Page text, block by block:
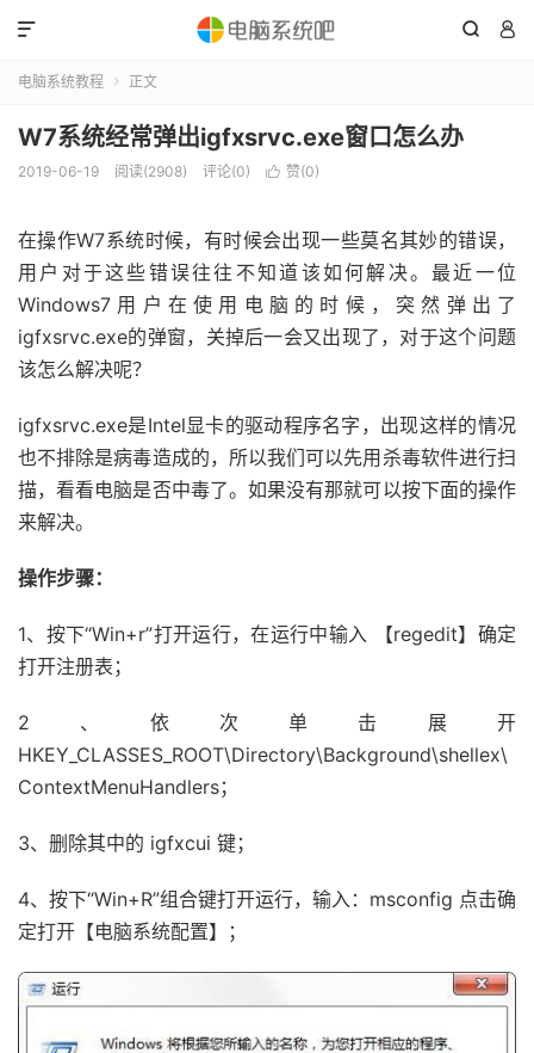
 

电脑系统教程  正文
W7系统经常弹出igfxsrvc.exe窗口怎么办
2019-06-19 阅读(2908) 评论(0)  赞(0)
在操作W7系统时候，有时候会出现一些莫名其妙的错误，
用户对于这些错误往往不知道该如何解决。最近一位
Windows7用户在使用电脑的时候，突然弹出了
igfxsrvc.exe的弹窗，关掉后一会又出现了，对于这个问题
该怎么解决呢？
igfxsrvc.exe是Intel显卡的驱动程序名字，出现这样的情况
也不排除是病毒造成的，所以我们可以先用杀毒软件进行扫
描，看看电脑是否中毒了。如果没有那就可以按下面的操作
来解决。
操作步骤：
1、按下“Win+r”打开运行，在运行中输入 【regedit】确定
打开注册表；
2、依次单击展开
HKEY_CLASSES_ROOT\Directory\Background\shellex\
ContextMenuHandlers；
3、删除其中的 igfxcui 键；
4、按下“Win+R”组合键打开运行，输入：msconfig 点击确
定打开【电脑系统配置】；